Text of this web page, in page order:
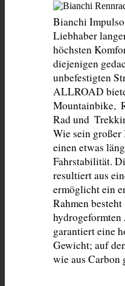
Bianchi
Liebhaber
höchsten
diejenigen
unbefestigten
ALLROAD
Mountainbike,
Rad und
Wie sein
einen etwas
Fahrstabilität.
resultiert aus
ermöglicht ein
Rahmen
garantiert eine
Gewicht; auf
wie aus Carbon